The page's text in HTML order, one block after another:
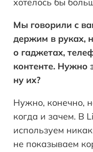
хотелось бы
Мы говорили с
держим в руках,
о гаджетах,
контенте. Нужно
ну их?
Нужно, конечно,
когда и зачем. В
используем
не показываем